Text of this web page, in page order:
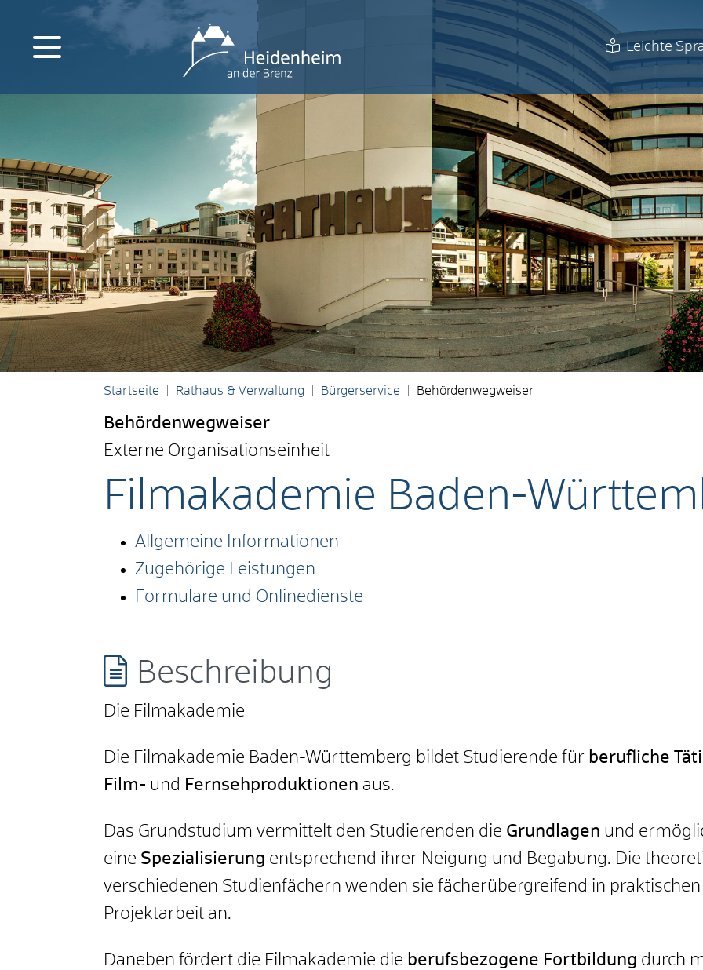
Leichte
Startseite Rathaus & Verwaltung Bürgerservice Behördenwegweiser
Behördenwegweiser
Externe Organisationseinheit
Filmakademie Baden-
Allgemeine Informationen
Zugehörige Leistungen
Formulare und Onlinedienste
Beschreibung
Die Filmakademie
Die Filmakademie Baden-Württemberg bildet Studierende für berufliche
Film- und Fernsehproduktionen aus.
Das Grundstudium vermittelt den Studierenden die Grundlagen und
eine Spezialisierung entsprechend ihrer Neigung und Begabung. Die
verschiedenen Studienfächern wenden sie fächerübergreifend in
Projektarbeit an.
Daneben fördert die Filmakademie die berufsbezogene Fortbildung durch